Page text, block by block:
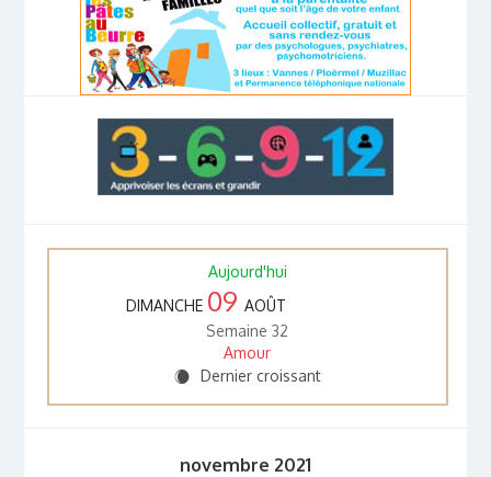
Aujourd'hui
DIMANCHE 09 AOÛT
Semaine 32
Amour
X Dernier croissant
novembre 2021